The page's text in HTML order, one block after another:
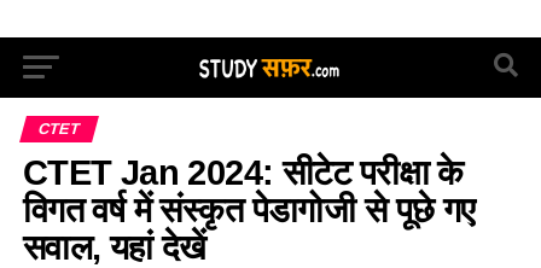
CTET
CTET Jan 2024: सीटेट परीक्षा के
विगत वर्ष में संस्कृत पेडागोजी से पूछे गए
सवाल, यहां देखें